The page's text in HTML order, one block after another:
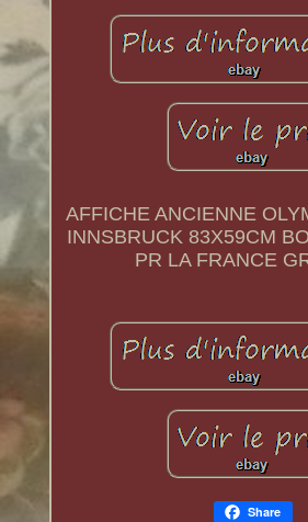
AFFICHE ANCIENNE
INNSBRUCK 83X59CM
PR LA FRANCE
Share